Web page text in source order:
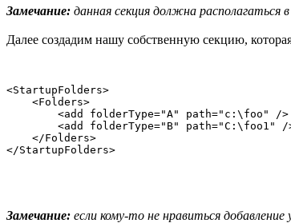
Замечание: данная секция должна располагаться
Далее создадим нашу собственную секцию,
<StartupFolders>
    <Folders>
        <add folderType="A" path="c:\foo" />
<add folderType="B" path="C:\foo1" /
    </Folders>
Замечание: если кому-то не нравиться